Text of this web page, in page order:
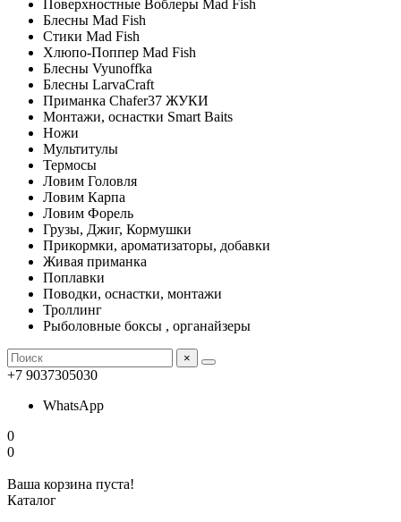
Поверхностные Воблеры Mad Fish
Блесны Mad Fish
Стики Mad Fish
Хлюпо-Поппер Mad Fish
Блесны Vyunoffka
Блесны LarvaCraft
Приманка Chafer37 ЖУКИ
Монтажи, оснастки Smart Baits
Ножи
Мультитулы
Термосы
Ловим Головля
Ловим Карпа
Ловим Форель
Грузы, Джиг, Кормушки
Прикормки, ароматизаторы, добавки
Живая приманка
Поплавки
Поводки, оснастки, монтажи
Троллинг
Рыболовные боксы , органайзеры
×
+7 9037305030
WhatsApp
0
0
Ваша корзина пуста!
Каталог